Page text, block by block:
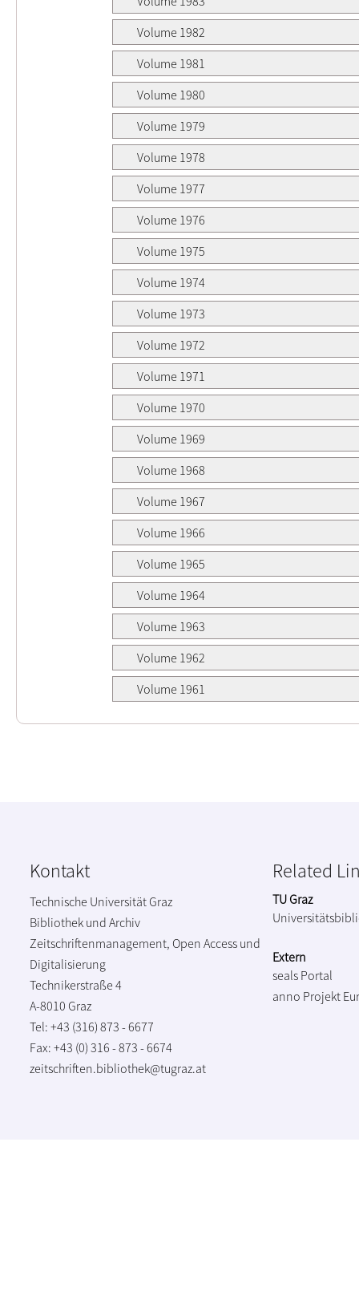
Volume 1982
Volume 1981
Volume 1980
Volume 1979
Volume 1978
Volume 1977
Volume 1976
Volume 1975
Volume 1974
Volume 1973
Volume 1972
Volume 1971
Volume 1970
Volume 1969
Volume 1968
Volume 1967
Volume 1966
Volume 1965
Volume 1964
Volume 1963
Volume 1962
Volume 1961
Kontakt
Technische Universität Graz
Bibliothek und Archiv
Zeitschriftenmanagement, Open Access und
Digitalisierung
Technikerstraße 4
A-8010 Graz
Tel: +43 (316) 873 - 6677
Fax: +43 (0) 316 - 873 - 6674
zeitschriften.bibliothek@tugraz.at
Related
TU Graz
Extern
seals Portal
anno Projekt